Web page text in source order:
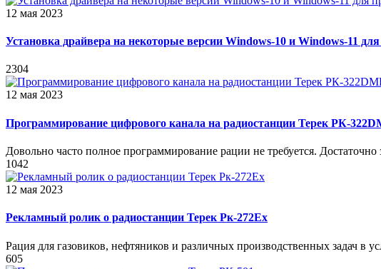
12 мая 2023
Установка драйвера на некоторые версии Windows-10 и Windows-11
2304
12 мая 2023
Программирование цифрового канала на радиостанции Терек РК-
Довольно часто полное программирование рации не требуется.
1042
12 мая 2023
Рекламный ролик о радиостанции Терек Рк-272Ех
Рация для газовиков, нефтяников и различных производственных задач в
605